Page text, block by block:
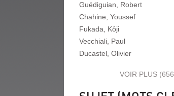
Guédiguian, Robert
Chahine, Youssef
Fukada, Kôji
Vecchiali, Paul
Ducastel, Olivier
VOIR PLUS